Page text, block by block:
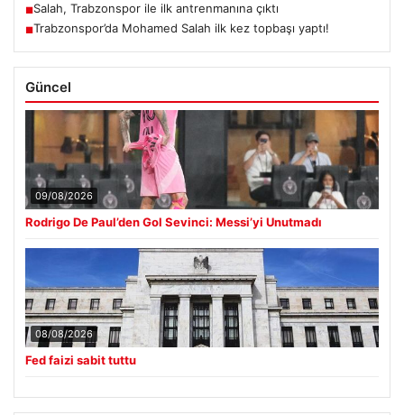
■Salah, Trabzonspor ile ilk antrenmanına çıktı
■Trabzonspor’da Mohamed Salah ilk kez topbaşı yaptı!
Güncel
09/08/2026
Rodrigo De Paul’den Gol Sevinci: Messi’yi Unutmadı
08/08/2026
Fed faizi sabit tuttu